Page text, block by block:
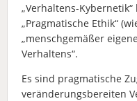
„Verhaltens-
„Pragmatische Ethik“
„menschgemäßer
Verhaltens“.
Es sind pragmatische
veränderungsbereiten